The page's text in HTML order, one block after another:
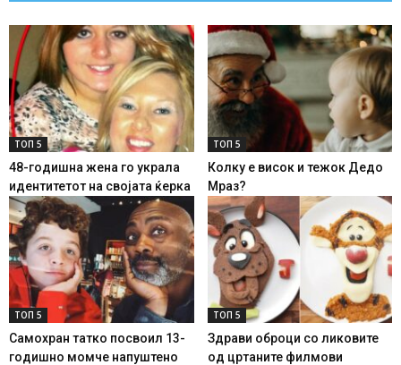
ТОП 5
48-годишна жена го украла
идентитетот на својата ќерка
ТОП 5
Колку е висок и тежок Дедо
Мраз?
ТОП 5
Самохран татко посвоил 13-
годишно момче напуштено
ТОП 5
Здрави оброци со ликовите
од цртаните филмови